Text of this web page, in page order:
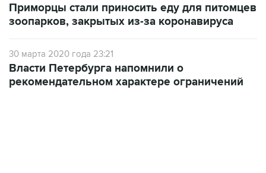
Приморцы стали приносить еду для питомцев
зоопарков, закрытых из-за коронавируса
30 марта 2020 года 23:21
Власти Петербурга напомнили о
рекомендательном характере ограничений